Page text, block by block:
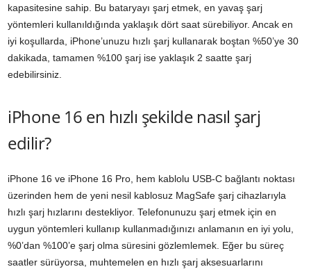
kapasitesine sahip. Bu bataryayı şarj etmek, en yavaş şarj
yöntemleri kullanıldığında yaklaşık dört saat sürebiliyor. Ancak en
iyi koşullarda, iPhone’unuzu hızlı şarj kullanarak boştan %50’ye 30
dakikada, tamamen %100 şarj ise yaklaşık 2 saatte şarj
edebilirsiniz.
iPhone 16 en hızlı şekilde nasıl şarj
edilir?
iPhone 16 ve iPhone 16 Pro, hem kablolu USB-C bağlantı noktası
üzerinden hem de yeni nesil kablosuz MagSafe şarj cihazlarıyla
hızlı şarj hızlarını destekliyor. Telefonunuzu şarj etmek için en
uygun yöntemleri kullanıp kullanmadığınızı anlamanın en iyi yolu,
%0’dan %100’e şarj olma süresini gözlemlemek. Eğer bu süreç
saatler sürüyorsa, muhtemelen en hızlı şarj aksesuarlarını